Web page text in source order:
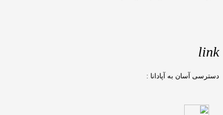
link
دسترسی آسان به آپادانا :